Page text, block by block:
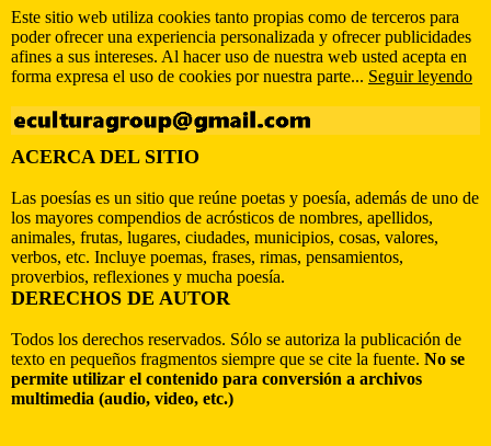
Este sitio web utiliza cookies tanto propias como de terceros para
poder ofrecer una experiencia personalizada y ofrecer publicidades
afines a sus intereses. Al hacer uso de nuestra web usted acepta en
forma expresa el uso de cookies por nuestra parte... Seguir leyendo
ACERCA DEL SITIO
Las poesías es un sitio que reúne poetas y poesía, además de uno de
los mayores compendios de acrósticos de nombres, apellidos,
animales, frutas, lugares, ciudades, municipios, cosas, valores,
verbos, etc. Incluye poemas, frases, rimas, pensamientos,
proverbios, reflexiones y mucha poesía.
DERECHOS DE AUTOR
Todos los derechos reservados. Sólo se autoriza la publicación de
texto en pequeños fragmentos siempre que se cite la fuente. No se
permite utilizar el contenido para conversión a archivos
multimedia (audio, video, etc.)